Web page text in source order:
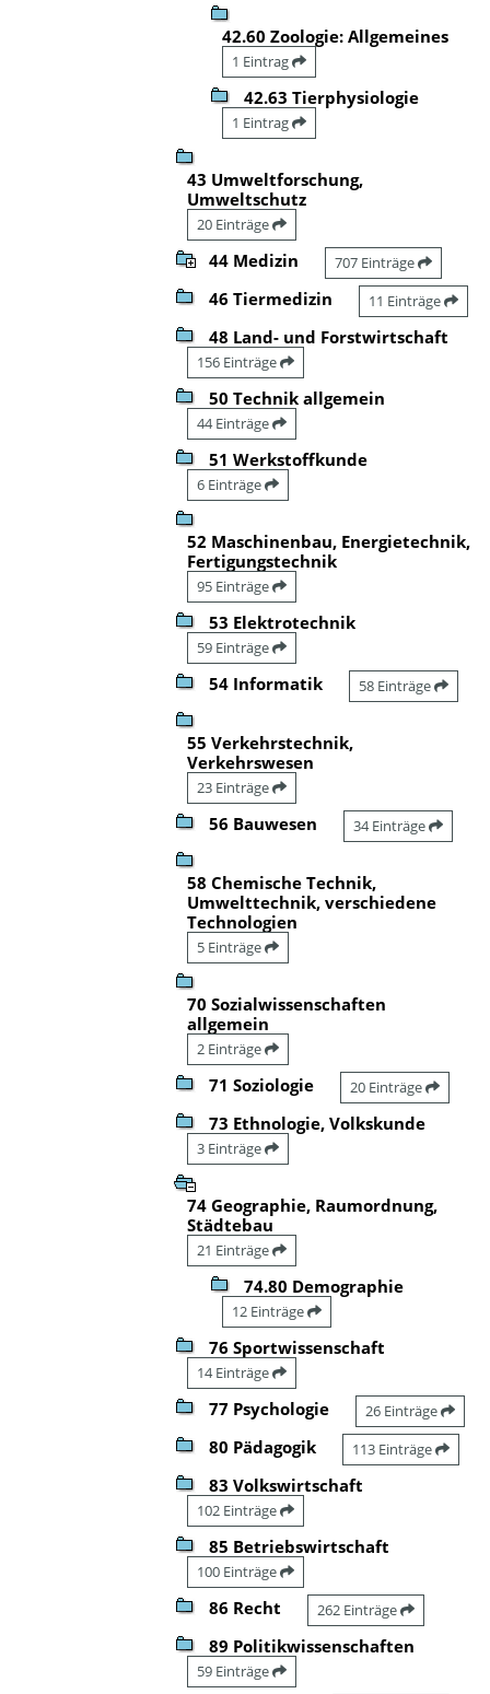
42.60 Zoologie: Allgemeines
1 Eintrag
42.63 Tierphysiologie
1 Eintrag
43 Umweltforschung,
Umweltschutz
20 Einträge
44 Medizin 707 Einträge
46 Tiermedizin 11 Einträge
48 Land- und Forstwirtschaft
156 Einträge
50 Technik allgemein
44 Einträge
51 Werkstoffkunde
6 Einträge
52 Maschinenbau, Energietechnik,
Fertigungstechnik
95 Einträge
53 Elektrotechnik
59 Einträge
54 Informatik 58 Einträge
55 Verkehrstechnik,
Verkehrswesen
23 Einträge
56 Bauwesen 34 Einträge
58 Chemische Technik,
Umwelttechnik, verschiedene
Technologien
5 Einträge
70 Sozialwissenschaften
allgemein
2 Einträge
71 Soziologie 20 Einträge
73 Ethnologie, Volkskunde
3 Einträge
74 Geographie, Raumordnung,
Städtebau
21 Einträge
74.80 Demographie
12 Einträge
76 Sportwissenschaft
14 Einträge
77 Psychologie 26 Einträge
80 Pädagogik 113 Einträge
83 Volkswirtschaft
102 Einträge
85 Betriebswirtschaft
100 Einträge
86 Recht 262 Einträge
89 Politikwissenschaften
59 Einträge